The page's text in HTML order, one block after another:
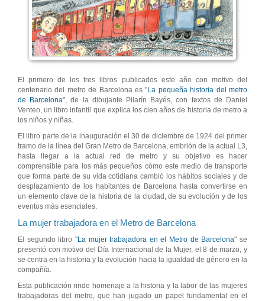
El primero de los tres libros publicados este año con motivo del
centenario del metro de Barcelona es "La pequeña historia del metro
de Barcelona", de la dibujante Pilarín Bayés, con textos de Daniel
Venteo, un libro infantil que explica los cien años de historia de metro a
los niños y niñas.
El libro parte de la inauguración el 30 de diciembre de 1924 del primer
tramo de la línea del Gran Metro de Barcelona, embrión de la actual L3,
hasta llegar a la actual red de metro y su objetivo es hacer
comprensible para los más pequeños cómo este medio de transporte
que forma parte de su vida cotidiana cambió los hábitos sociales y de
desplazamiento de los habitantes de Barcelona hasta convertirse en
un elemento clave de la historia de la ciudad, de su evolución y de los
eventos más esenciales.
La mujer trabajadora en el Metro de Barcelona
El segundo libro "La mujer trabajadora en el Metro de Barcelona" se
presentó con motivo del Día Internacional de la Mujer, el 8 de marzo, y
se centra en la historia y la evolución hacia la igualdad de género en la
compañía.
Esta publicación rinde homenaje a la historia y la labor de las mujeres
trabajadoras del metro, que han jugado un papel fundamental en el